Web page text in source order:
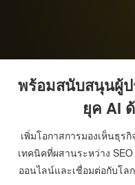
พร้อมสนับสนุนผู้ป
ยุค AI
เพิ่มโอกาสการมองเห็นธุร
เทคนิคที่ผสานระหว่าง
ออนไลน์และเชื่อมต่อกับโล